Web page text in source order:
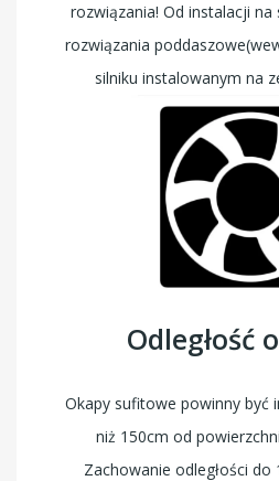
rozwiązania! Od instalacji
rozwiązania
silniku instalowanym na
Odległość
Okapy sufitowe powinny być
niż 150cm od
Zachowanie odległości